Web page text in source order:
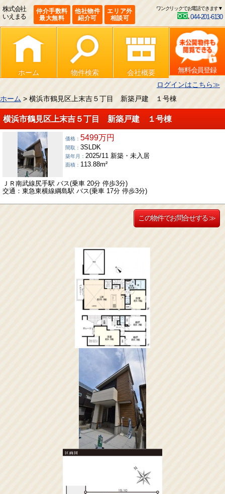
株式会社
いえまる
仲介手数料
最大無料
他社物件
紹介可
エリア外
相談可
ワンクリックでお電話できます▼
044-201-6130
ホーム 物件検索 会社概要
無料会員登録
ログインはこちら≫
ホーム > 横浜市鶴見区上末吉５丁目 新築戸建 １号棟
横浜市鶴見区上末吉５丁目 新築戸建 １号棟
価格： 5499万円
間取： 3SLDK
築年月： 2025/11 新築・未入居
面積： 113.88m²
ＪＲ南武線尻手駅 バス(乗車 20分 停歩3分)
交通：東急東横線綱島駅 バス(乗車 17分 停歩3分)
この物件でお問合せする ≫